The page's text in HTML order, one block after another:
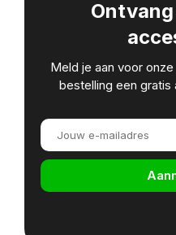
Meld je aan voor
bestelling een gratis